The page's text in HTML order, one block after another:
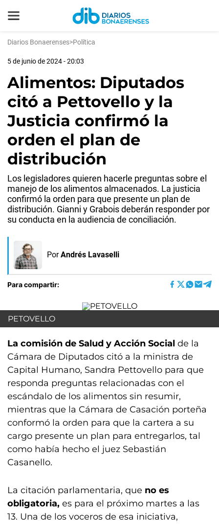
Diarios Bonaerenses>Política
5 de junio de 2024 - 20:03
Alimentos: Diputados
citó a Pettovello y la
Justicia confirmó la
orden el plan de
distribución
Los legisladores quieren hacerle preguntas sobre el
manejo de los alimentos almacenados. La justicia
confirmó la orden para que presente un plan de
distribución. Gianni y Grabois deberán responder por
su conducta en la audiencia de conciliación.
Por Andrés Lavaselli
Para compartir:
PETOVELLO
La comisión de Salud y Acción Social de la
Cámara de Diputados citó a la ministra de
Capital Humano, Sandra Pettovello para que
responda preguntas relacionadas con el
escándalo de los alimentos sin resumir,
mientras que la Cámara de Casación porteña
conformó la orden para que la cartera a su
cargo presente un plan para entregarlos, tal
como había hecho el juez Sebastián
Casanello.
La citación parlamentaria, que no es
obligatoria, es para el próximo martes a las
13. Una de los voceros de esa iniciativa,